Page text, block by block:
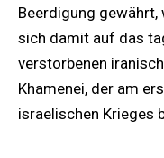
Beerdigung gewährt,
sich damit auf das
verstorbenen
Khamenei, der am
israelischen Krieges